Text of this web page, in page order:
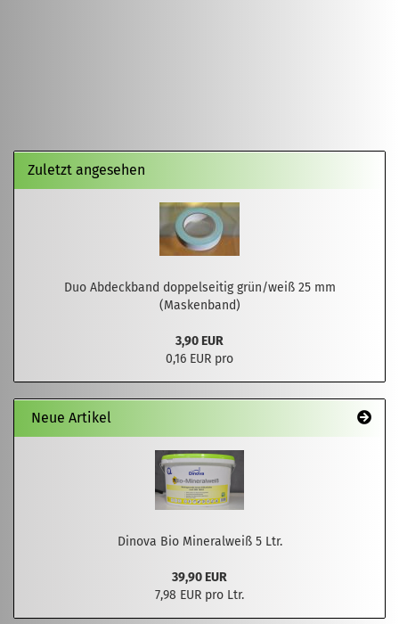
Zuletzt angesehen
Duo Abdeckband doppelseitig grün/weiß 25 mm
(Maskenband)
3,90 EUR
0,16 EUR pro
Neue Artikel
Dinova Bio Mineralweiß 5 Ltr.
39,90 EUR
7,98 EUR pro Ltr.